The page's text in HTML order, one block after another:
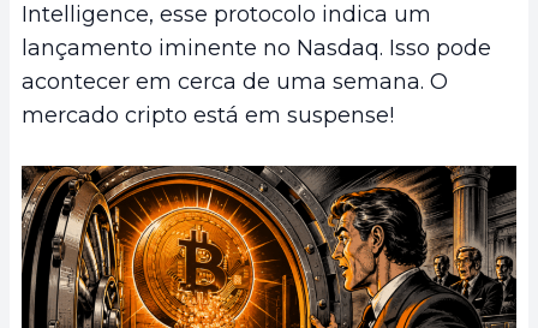
Intelligence, esse protocolo indica um
lançamento iminente no Nasdaq. Isso pode
acontecer em cerca de uma semana. O
mercado cripto está em suspense!